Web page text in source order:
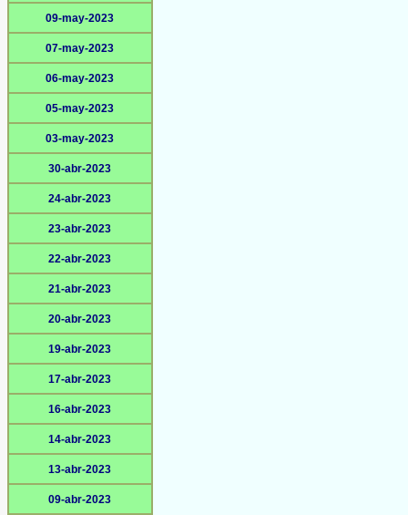
09-may-2023
07-may-2023
06-may-2023
05-may-2023
03-may-2023
30-abr-2023
24-abr-2023
23-abr-2023
22-abr-2023
21-abr-2023
20-abr-2023
19-abr-2023
17-abr-2023
16-abr-2023
14-abr-2023
13-abr-2023
09-abr-2023